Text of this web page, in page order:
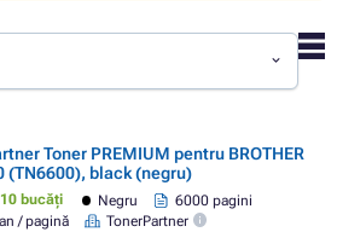
Toner PREMIUM pentru BROTHER
(TN6600), black (negru)
bucăți Negru
6000 pagini
/ pagină
TonerPartner